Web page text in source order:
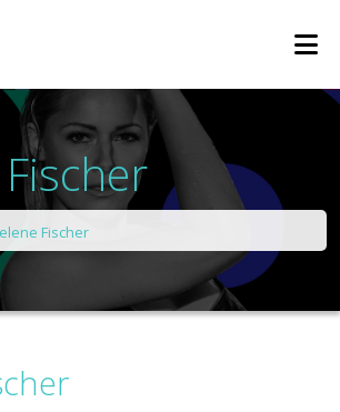
Fischer